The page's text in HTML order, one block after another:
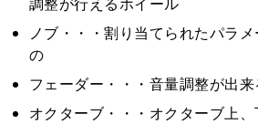
ノブ・・・割り当てられたパラ
の
フェーダー・・・音量調整が出
オクターブ・・・オクターブ上